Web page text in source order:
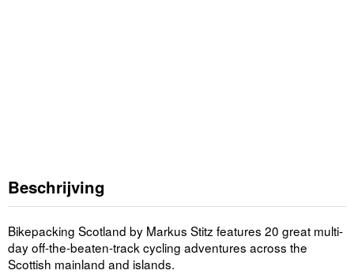
Beschrijving
Bikepacking Scotland by Markus Stitz features 20 great multi-
day off-the-beaten-track cycling adventures across the
Scottish mainland and islands.